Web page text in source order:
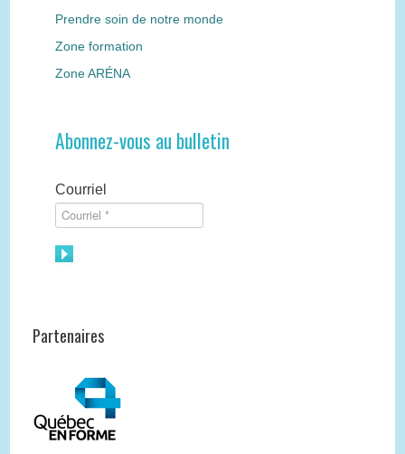
Prendre soin de notre monde
Zone formation
Zone ARÉNA
Abonnez-vous au bulletin
Courriel
Partenaires